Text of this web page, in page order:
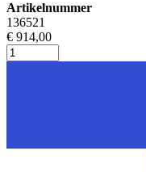
Artikelnummer
136521
€ 914,00